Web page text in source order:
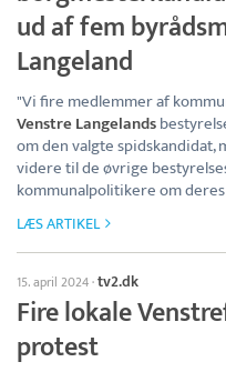
ud af fem
Langeland
"Vi fire medlemmer af
Venstre Langelands
om den valgte
videre til de øvrige
kommunalpolitikere om
LÆS ARTIKEL
15. april 2024·tv2.dk
Fire lokale
protest